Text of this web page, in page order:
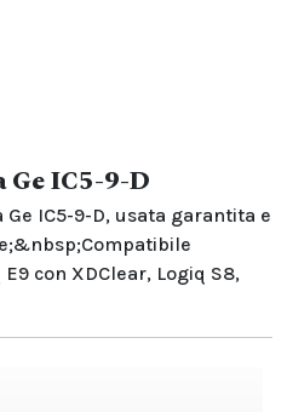
Ge IC5-9-D
IC5-9-D, usata garantita e
con XDClear, Logiq S8,